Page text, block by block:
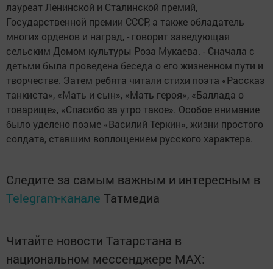
лауреат Ленинской и Сталинской премий,
Государственной премии СССР, а также обладатель
многих орденов и наград, - говорит заведующая
сельским Домом культуры Роза Мукаева. - Сначала с
детьми была проведена беседа о его жизненном пути и
творчестве. Затем ребята читали стихи поэта «Рассказ
танкиста», «Мать и сын», «Мать героя», «Баллада о
товарище», «Спасибо за утро такое». Особое внимание
было уделено поэме «Василий Теркин», жизни простого
солдата, ставшим воплощением русского характера.
Следите за самым важным и интересным в
Telegram-канале Татмедиа
Читайте новости Татарстана в
национальном мессенджере MАХ: